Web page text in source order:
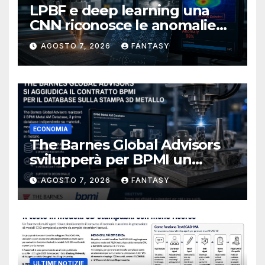
LPBF e deep learning una
CNN riconosce le anomalie
del bagno di fusione
AGOSTO 7, 2026 FANTASY
ECONOMIA
The Barnes Global Advisors
svilupperà per BPMI un
database per la stampa 3D
metallica destinata alla filiera
navale statunitense
AGOSTO 7, 2026 FANTASY
ULTIME NOTIZIE